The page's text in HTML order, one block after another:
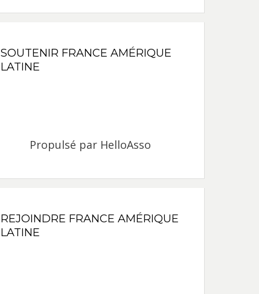
SOUTENIR FRANCE AMÉRIQUE
LATINE
Propulsé par HelloAsso
REJOINDRE FRANCE AMÉRIQUE
LATINE